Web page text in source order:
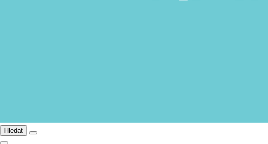
Hledat